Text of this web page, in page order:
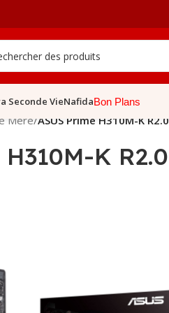
Seconde VieNafidaBon Plans
Mère/ASUS Prime H310M-K R2.0
K R2.0